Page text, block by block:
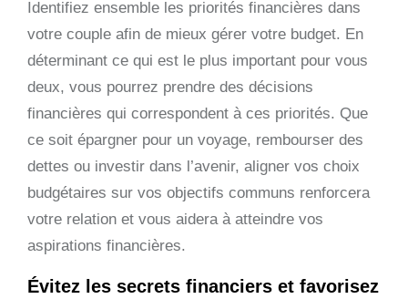
Identifiez ensemble les priorités financières dans
votre couple afin de mieux gérer votre budget. En
déterminant ce qui est le plus important pour vous
deux, vous pourrez prendre des décisions
financières qui correspondent à ces priorités. Que
ce soit épargner pour un voyage, rembourser des
dettes ou investir dans l’avenir, aligner vos choix
budgétaires sur vos objectifs communs renforcera
votre relation et vous aidera à atteindre vos
aspirations financières.
Évitez les secrets financiers et favorisez